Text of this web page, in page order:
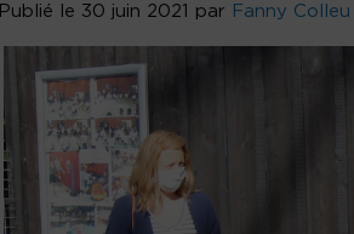
Publié le 30 juin 2021 par Fanny